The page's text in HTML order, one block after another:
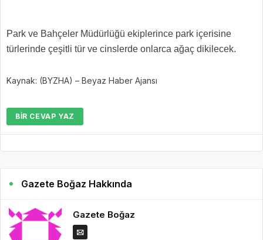
Park ve Bahçeler Müdürlüğü ekiplerince park içerisine
türlerinde çeşitli tür ve cinslerde onlarca ağaç dikilecek.
Kaynak: (BYZHA) – Beyaz Haber Ajansı
BIR CEVAP YAZ
Gazete Boğaz Hakkında
Gazete Boğaz